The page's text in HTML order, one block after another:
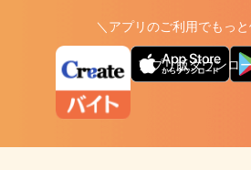
＼アプリのご利用でもっ
アプリ版ダウンロ